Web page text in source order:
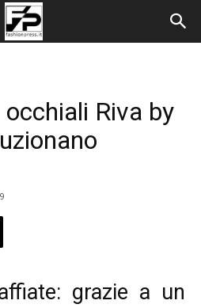
Riva by
grazie a un